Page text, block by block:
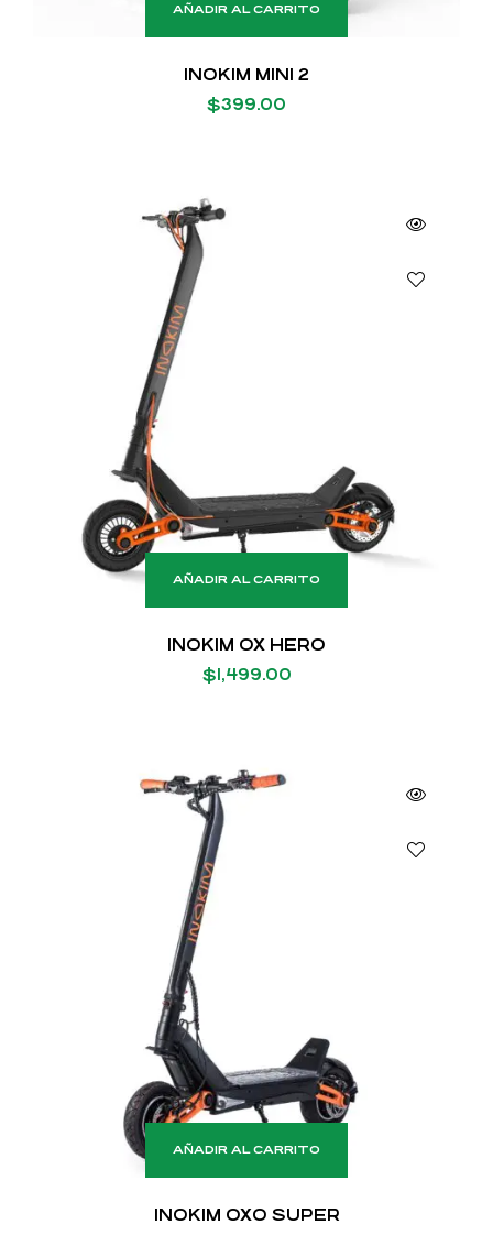
AÑADIR AL CARRITO
INOKIM MINI 2
$399.00
AÑADIR AL CARRITO
INOKIM OX HERO
$1,499.00
AÑADIR AL CARRITO
INOKIM OXO SUPER